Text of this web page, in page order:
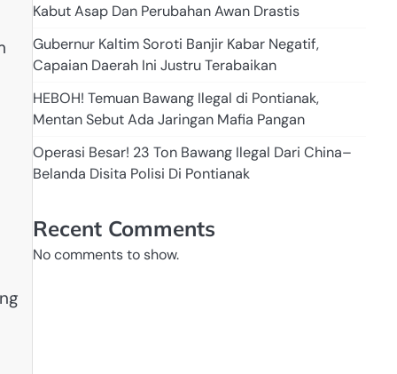
Kabut Asap Dan Perubahan Awan Drastis
Gubernur Kaltim Soroti Banjir Kabar Negatif,
Capaian Daerah Ini Justru Terabaikan
HEBOH! Temuan Bawang Ilegal di Pontianak,
Mentan Sebut Ada Jaringan Mafia Pangan
Operasi Besar! 23 Ton Bawang Ilegal Dari China–
Belanda Disita Polisi Di Pontianak
Recent Comments
No comments to show.